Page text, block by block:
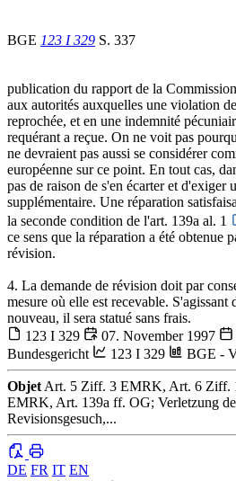
BGE 123 I 329 S. 337
publication du rapport de la
aux autorités auxquelles une violation
reprochée, et en une indemnité
requérant a reçue. On ne voit pas
ne devraient pas aussi se considérer
européenne sur ce point. En tout cas,
pas de raison de s'en écarter et d'exiger
supplémentaire. Une réparation
la seconde condition de l'art. 139a al. 1
ce sens que la réparation a été obtenue
révision.
4. La demande de révision doit par
mesure où elle est recevable.
nouveau, il sera statué sans frais.
123 I 329
07. November 1997
Bundesgericht
123 I 329 BGE -
Objet Art. 5 Ziff. 3 EMRK, Art. 6 Ziff.
EMRK, Art. 139a ff. OG; Verletzung
Revisionsgesuch,...
DE FR IT EN